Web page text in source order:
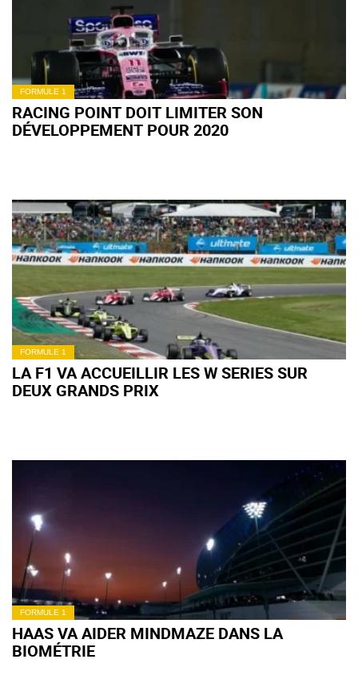
FORMULE 1
RACING POINT DOIT LIMITER SON
DÉVELOPPEMENT POUR 2020
FORMULE 1
LA F1 VA ACCUEILLIR LES W SERIES SUR
DEUX GRANDS PRIX
FORMULE 1
HAAS VA AIDER MINDMAZE DANS LA
BIOMÉTRIE